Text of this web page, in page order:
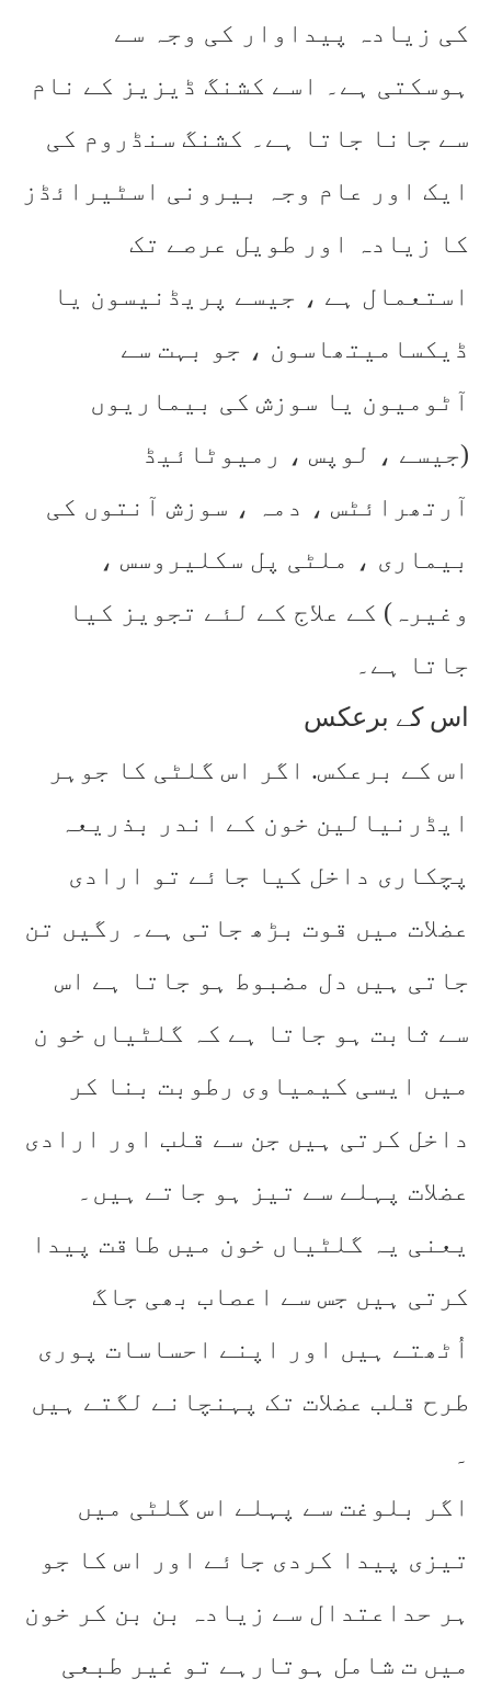
کی زیادہ پیداوار کی وجہ سے
ہوسکتی ہے۔ اسے کشنگ ڈیزیز کے نام
سے جانا جاتا ہے۔ کشنگ سنڈروم کی
ایک اور عام وجہ بیرونی اسٹیرائڈز
کا زیادہ اور طویل عرصے تک
استعمال ہے ، جیسے پریڈنیسون یا
ڈیکسامیتھاسون ، جو بہت سے
آٹومیون یا سوزش کی بیماریوں
(جیسے ، لوپس ، رمیوٹائیڈ
آرتھرائٹس ، دمہ ، سوزش آنتوں کی
بیماری ، ملٹی پل سکلیروسس ،
وغیرہ) کے علاج کے لئے تجویز کیا
جاتا ہے۔
اس کے برعکس
اس کے برعکس. اگر اس گلٹی کا جوہر
ایڈرنیالین خون کے اندر بذریعہ
پچکاری داخل کیا جائے تو ارادی
عضلات میں قوت بڑھ جاتی ہے۔ رگیں تن
جاتی ہیں دل مضبوط ہو جاتا ہے اس
سے ثابت ہو جاتا ہے کہ گلٹیاں خو ن
میں ایسی کیمیاوی رطوبت بنا کر
داخل کرتی ہیں جن سے قلب اور ارادی
عضلات پہلے سے تیز ہو جاتے ہیں۔
یعنی یہ گلٹیاں خون میں طاقت پیدا
کرتی ہیں جس سے اعصاب بھی جاگ
اُٹھتے ہیں اور اپنے احساسات پوری
طرح قلب عضلات تک پہنچانے لگتے ہیں
۔
اگر بلوغت سے پہلے اس گلٹی میں
تیزی پیدا کردی جائے اور اس کا جو
ہر حداعتدال سے زیادہ بن بن کر خون
میں ت شامل ہوتارہے تو غیر طبعی